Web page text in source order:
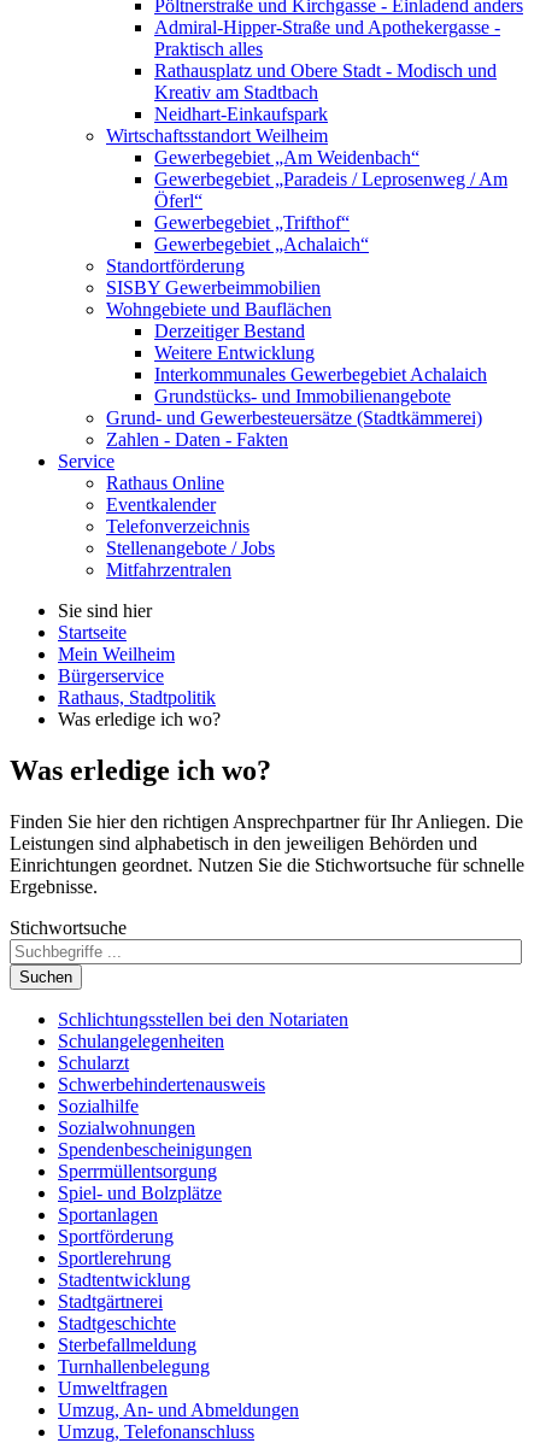
Pöltnerstraße und Kirchgasse - Einladend anders
Admiral-Hipper-Straße und Apothekergasse -
Praktisch alles
Rathausplatz und Obere Stadt - Modisch und
Kreativ am Stadtbach
Neidhart-Einkaufspark
Wirtschaftsstandort Weilheim
Gewerbegebiet „Am Weidenbach“
Gewerbegebiet „Paradeis / Leprosenweg / Am
Öferl“
Gewerbegebiet „Trifthof“
Gewerbegebiet „Achalaich“
Standortförderung
SISBY Gewerbeimmobilien
Wohngebiete und Bauflächen
Derzeitiger Bestand
Weitere Entwicklung
Interkommunales Gewerbegebiet Achalaich
Grundstücks- und Immobilienangebote
Grund- und Gewerbesteuersätze (Stadtkämmerei)
Zahlen - Daten - Fakten
Service
Rathaus Online
Eventkalender
Telefonverzeichnis
Stellenangebote / Jobs
Mitfahrzentralen
Sie sind hier
Startseite
Mein Weilheim
Bürgerservice
Rathaus, Stadtpolitik
Was erledige ich wo?
Was erledige ich wo?
Finden Sie hier den richtigen Ansprechpartner für Ihr Anliegen. Die
Leistungen sind alphabetisch in den jeweiligen Behörden und
Einrichtungen geordnet. Nutzen Sie die Stichwortsuche für schnelle
Ergebnisse.
Stichwortsuche
Suchen
Schlichtungsstellen bei den Notariaten
Schulangelegenheiten
Schularzt
Schwerbehindertenausweis
Sozialhilfe
Sozialwohnungen
Spendenbescheinigungen
Sperrmüllentsorgung
Spiel- und Bolzplätze
Sportanlagen
Sportförderung
Sportlerehrung
Stadtentwicklung
Stadtgärtnerei
Stadtgeschichte
Sterbefallmeldung
Turnhallenbelegung
Umweltfragen
Umzug, An- und Abmeldungen
Umzug, Telefonanschluss